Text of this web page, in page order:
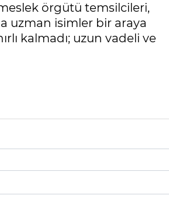
örgütü temsilcileri,
uzman isimler bir araya
kalmadı; uzun vadeli ve